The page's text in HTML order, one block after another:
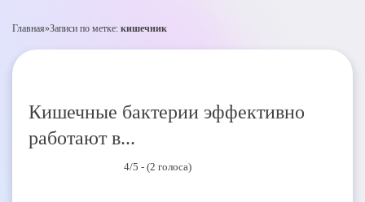
Главная»Записи по метке: кишечник
Кишечные бактерии эффективно
работают в...
4/5 - (2 голоса)